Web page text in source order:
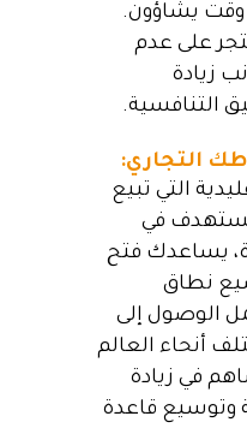
وقت يشاؤون.
على عدم
زيادة
التنافسية.
التي تبيع
في
يساعدك فتح
نطاق
الوصول إلى
أنحاء العالم
في زيادة
وتوسيع قاعدة